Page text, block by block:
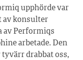
upphörde var
av konsulter
av Performiqs
arbetade. Den
drabbat oss,